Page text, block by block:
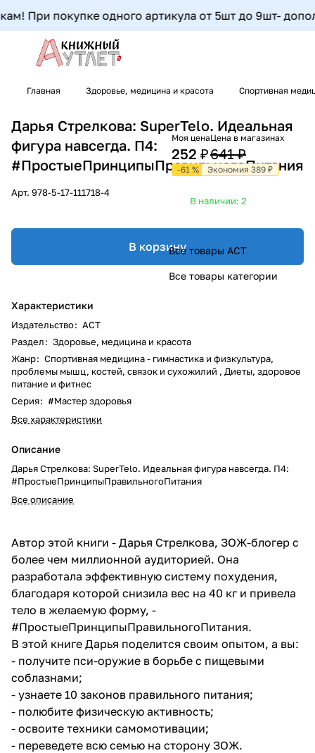
При покупке одного артикула от 5шт до 9шт-
Главная Здоровье, медицина и красота Спортивная
Дарья Стрелкова: SuperTelo. Идеальная
фигура навсегда. П4:
#ПростыеПринципыПравильногоПитания
Арт. 978-5-17-111718-4
В корзину
Характеристики
Издательство: АСТ
Раздел: Здоровье, медицина и красота
Жанр: Спортивная медицина - гимнастика и физкультура,
проблемы мышц, костей, связок и сухожилий , Диеты, здоровое
питание и фитнес
Серия: #Мастер здоровья
Все характеристики
Описание
Дарья Стрелкова: SuperTelo. Идеальная фигура навсегда. П4:
#ПростыеПринципыПравильногоПитания
Все описание
Моя цена
252 ₽
Цена в магазинах
641 ₽
-61 % Экономия 389 ₽
В наличии: 2
Все товары АСТ
Все товары категории
Автор этой книги - Дарья Стрелкова, ЗОЖ-блогер с
более чем миллионной аудиторией. Она
разработала эффективную систему похудения,
благодаря которой снизила вес на 40 кг и привела
тело в желаемую форму, -
#ПростыеПринципыПравильногоПитания.
В этой книге Дарья поделится своим опытом, а вы:
- получите пси-оружие в борьбе с пищевыми
соблазнами;
- узнаете 10 законов правильного питания;
- полюбите физическую активность;
- освоите техники самомотивации;
- переведете всю семью на сторону ЗОЖ.